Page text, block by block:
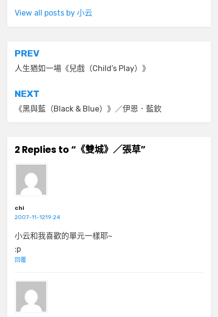
View all posts by 小云
文
章
導
覽
PREV
人生猶如一場《兒戲（Child’s Play）》
NEXT
《黑與藍（Black & Blue）》／伊恩．藍欽
2 Replies to “《雙城》／張草”
chi
2007-11-1219:24
小云和我喜歡的單元一樣耶~
:p
回覆